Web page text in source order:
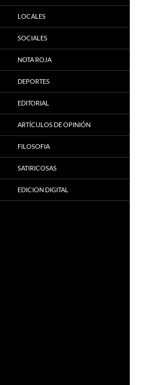
LOCALES
SOCIALES
NOTA ROJA
DEPORTES
EDITORIAL
ARTÍCULOS DE OPINIÓN
FILOSOFIA
SATIRICOSAS
EDICION DIGITAL